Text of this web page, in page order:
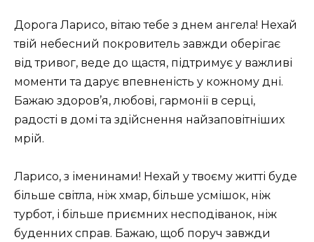
Дорога Ларисо, вітаю тебе з днем ангела! Нехай
твій небесний покровитель завжди оберігає
від тривог, веде до щастя, підтримує у важливі
моменти та дарує впевненість у кожному дні.
Бажаю здоров’я, любові, гармонії в серці,
радості в домі та здійснення найзаповітніших
мрій.
Ларисо, з іменинами! Нехай у твоєму житті буде
більше світла, ніж хмар, більше усмішок, ніж
турбот, і більше приємних несподіванок, ніж
буденних справ. Бажаю, щоб поруч завжди